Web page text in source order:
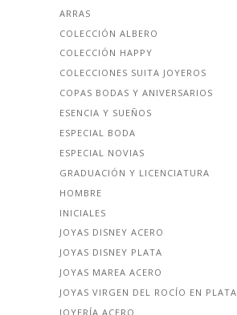
ARRAS
COLECCIÓN ALBERO
COLECCIÓN HAPPY
COLECCIONES SUITA JOYEROS
COPAS BODAS Y ANIVERSARIOS
ESENCIA Y SUEÑOS
ESPECIAL BODA
ESPECIAL NOVIAS
GRADUACIÓN Y LICENCIATURA
HOMBRE
INICIALES
JOYAS DISNEY ACERO
JOYAS DISNEY PLATA
JOYAS MAREA ACERO
JOYAS VIRGEN DEL ROCÍO EN PLATA
JOYERÍA ACERO